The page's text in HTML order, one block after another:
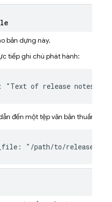
bản dựng này.
tiếp ghi chú phát hành:
"Text of release notes"
đến một tệp văn bản thuần tuý:
"/path/to/release-